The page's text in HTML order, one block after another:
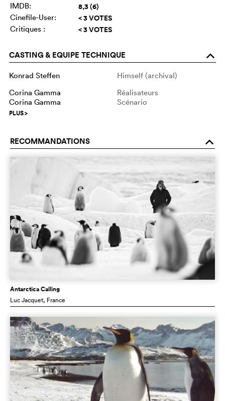
IMDB:
8,3 (6)
Cinefile-User: < 3 VOTES
Critiques : < 3 VOTES
CASTING & EQUIPE TECHNIQUE o
Konrad Steffen
Himself (archival)
Corina Gamma
Réalisateurs
Corina Gamma
Scénario
PLUS>
RECOMMANDATIONS o
Antarctica Calling
Luc Jacquet, France